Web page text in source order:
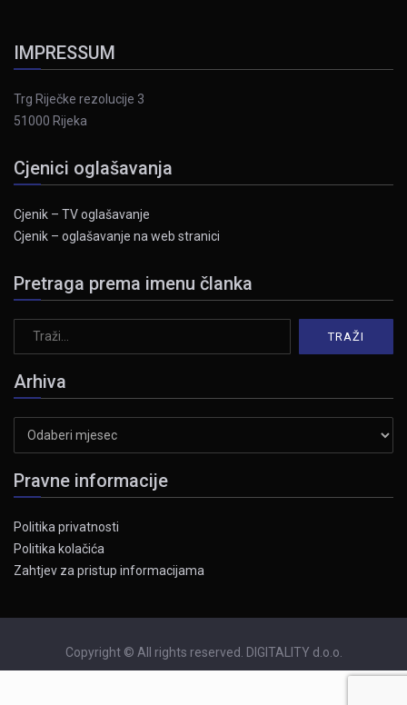
IMPRESSUM
Trg Riječke rezolucije 3
51000 Rijeka
Cjenici oglašavanja
Cjenik – TV oglašavanje
Cjenik – oglašavanje na web stranici
Pretraga prema imenu članka
Arhiva
Pravne informacije
Politika privatnosti
Politika kolačića
Zahtjev za pristup informacijama
Copyright © All rights reserved. DIGITALITY d.o.o.